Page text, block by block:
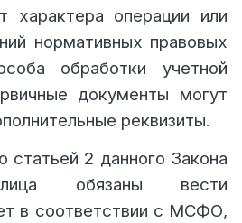
характера операции или
нормативных правовых
обработки учетной
документы могут
реквизиты.
статьей 2 данного Закона
обязаны вести
в соответствии с МСФО,